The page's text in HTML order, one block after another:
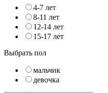
4-7 лет
8-11 лет
12-14 лет
15-17 лет
Выбрать пол
мальчик
девочка